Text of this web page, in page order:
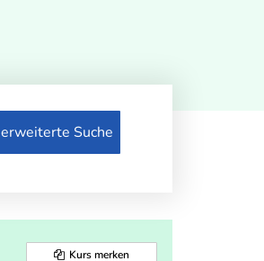
erweiterte Suche
Kurs merken